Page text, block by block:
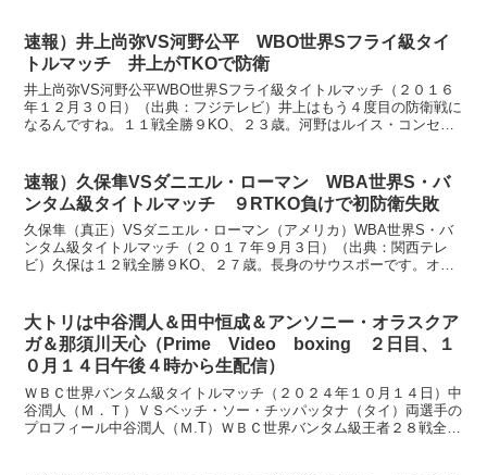
速報）井上尚弥VS河野公平 WBO世界Sフライ級タイ
トルマッチ 井上がTKOで防衛
井上尚弥VS河野公平WBO世界Sフライ級タイトルマッチ（２０１６
年１２月３０日）（出典：フジテレビ）井上はもう４度目の防衛戦に
なるんですね。１１戦全勝９KO、２３歳。河野はルイス・コンセプ
速報）久保隼VSダニエル・ローマン WBA世界S・バ
ンタム級タイトルマッチ ９RTKO負けで初防衛失敗
久保隼（真正）VSダニエル・ローマン（アメリカ）WBA世界S・バ
ンタム級タイトルマッチ（２０１７年９月３日）（出典：関西テレ
ビ）久保は１２戦全勝９KO、２７歳。長身のサウスポーです。オマ
大トリは中谷潤人＆田中恒成＆アンソニー・オラスクア
ガ＆那須川天心（Prime Video boxing ２日目、１
０月１４日午後４時から生配信）
ＷＢＣ世界バンタム級タイトルマッチ（２０２４年１０月１４日）中
谷潤人（Ｍ．Ｔ）ＶＳベッチ・ソー・チッパッタナ（タイ）両選手の
プロフィール中谷潤人（Ｍ.T）ＷＢＣ世界バンタム級王者２８戦全勝